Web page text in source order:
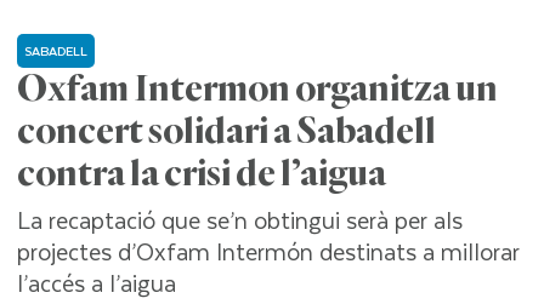
Oxfam Intermon organitza un
concert solidari a Sabadell
contra la crisi de l’aigua
SABADELL
La recaptació que se’n obtingui serà per als
projectes d’Oxfam Intermón destinats a millorar
l’accés a l’aigua